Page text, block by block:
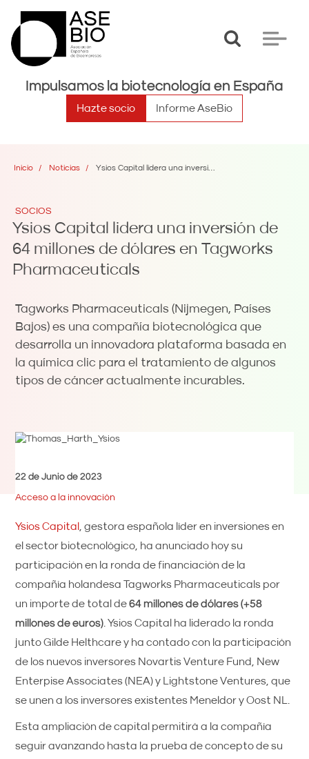
Toggle
Toggle
Impulsamos la biotecnología en España
Hazte socio Informe AseBio
Inicio Noticias Ysios Capital lidera una inversión de 64 millones de dólares en Tagworks Pharmaceuticals
SOCIOS
Ysios Capital lidera una inversión de
64 millones de dólares en Tagworks
Pharmaceuticals
Tagworks Pharmaceuticals (Nijmegen, Países
Bajos) es una compañía biotecnológica que
desarrolla un innovadora plataforma basada en
la química clic para el tratamiento de algunos
tipos de cáncer actualmente incurables.
22 de Junio de 2023
Acceso a la innovación
Ysios Capital
, gestora española líder en inversiones en
el sector biotecnológico, ha anunciado hoy su
participación en la ronda de financiación de la
compañía holandesa Tagworks Pharmaceuticals por
un importe de total de64 millones de dólares (+58
millones de euros) . Ysios Capital ha liderado la ronda
junto Gilde Helthcare y ha contado con la participación
de los nuevos inversores Novartis Venture Fund, New
Enterpise Associates (NEA) y Lightstone Ventures, que
se unen a los inversores existentes Meneldor y Oost NL.
Esta ampliación de capital permitirá a la compañía
seguir avanzando hasta la prueba de concepto de su